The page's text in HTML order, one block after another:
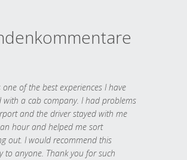
one of the best experiences I have
with a cab company. I had problems
and the driver stayed with me
hour and helped me sort
out. I would recommend this
to anyone. Thank you for such